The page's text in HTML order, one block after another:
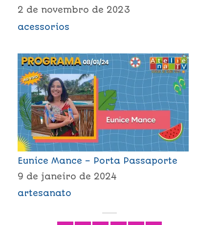
2 de novembro de 2023
acessorios
Eunice Mance – Porta Passaporte
9 de janeiro de 2024
artesanato